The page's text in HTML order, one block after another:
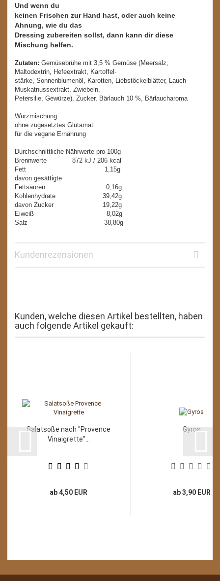
Und wenn du
keinen Frischen zur Hand hast, oder auch keine
Ahnung, wie du das
Dressing zubereiten sollst, dann kann dir diese
Mischung helfen.
Zutaten: Gemüsebrühe mit 3,5 % Gemüse (Meersalz,
Maltodextrin, Hefeextrakt, Kartoffel-
stärke, Sonnenblumenöl, Karotten, Liebstöckelblätter, Lauch
Muskatnussextrakt, Zwiebeln,
Petersilie, Gewürze), Zucker, Bärlauch 10 %, Bärlaucharoma
Würzmischung
ohne zugesetztes Glutamat
für die vegane Ernährung
Durchschnittliche Nährwerte pro 100g
Brennwerte 872 kJ / 206 kcal
Fett 1,15g
davon gesättigte
Fettsäuren 0,16g
Kohlenhydrate 39,42g
davon Zucker 19,22g
Eiweiß 8,02g
Salz 38,80g
Kundenrezensionen
Kunden, welche diesen Artikel bestellten, haben
auch folgende Artikel gekauft:
Salatsoße nach "Provence
Vinaigrette"...
ab 4,50 EUR
Gyros
ab 3,90 EUR